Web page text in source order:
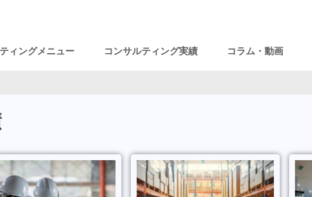
ィングメニュー コンサルティング実績 コラム・動画